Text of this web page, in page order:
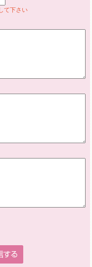
て下さい